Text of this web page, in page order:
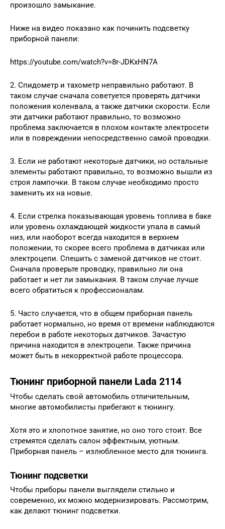
произошло замыкание.
Ниже на видео показано как починить подсветку
приборной панели:
https://youtube.com/watch?v=8r-JDKxHN7A
2. Спидометр и тахометр неправильно работают. В
таком случае сначала советуется проверять датчики
положения коленвала, а также датчики скорости. Если
эти датчики работают правильно, то возможно
проблема заключается в плохом контакте электросети
или в повреждении непосредственно самой проводки.
3. Если не работают некоторые датчики, но остальные
элементы работают правильно, то возможно вышли из
строя лампочки. В таком случае необходимо просто
заменить их на новые.
4. Если стрелка показывающая уровень топлива в баке
или уровень охлаждающей жидкости упала в самый
низ, или наоборот всегда находится в верхнем
положении, то скорее всего проблема в датчиках или
электроцепи. Спешить с заменой датчиков не стоит.
Сначала проверьте проводку, правильно ли она
работает и нет ли замыкания. В таком случае лучше
всего обратиться к профессионалам.
5. Часто случается, что в общем приборная панель
работает нормально, но время от времени наблюдаются
перебои в работе некоторых датчиков. Зачастую
причина находится в электроцепи. Также причина
может быть в некорректной работе процессора.
Тюнинг приборной панели Lada 2114
Чтобы сделать свой автомобиль отличительным,
многие автомобилисты прибегают к тюнингу.
Хотя это и хлопотное занятие, но оно того стоит. Все
стремятся сделать салон эффектным, уютным.
Приборная панель – излюбленное место для тюнинга.
Тюнинг подсветки
Чтобы приборы панели выглядели стильно и
современно, их можно модернизировать. Рассмотрим,
как делают тюнинг подсветки.